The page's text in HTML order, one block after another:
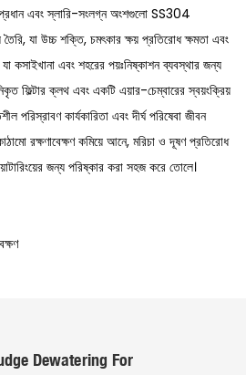
প্রধান এবং স্লারি-সংলগ্ন অংশগুলো SS304
যা উচ্চ শক্তি, চমৎকার ক্ষয় প্রতিরোধ ক্ষমতা এবং
কসাইখানা এবং শহরের পয়ঃনিষ্কাশন ব্যবস্থার জন্য
ফিল্টার ক্লথ এবং একটি এয়ার-চেম্বারের স্বয়ংক্রিয়
পরিস্রাবণ কার্যকারিতা এবং দীর্ঘ পরিষেবা জীবন
রক্ষণাবেক্ষণ কমিয়ে আনে, মরিচা ও দূষণ প্রতিরোধ
জন্য পরিষ্কার করা সহজ করে তোলে।
Dewatering For